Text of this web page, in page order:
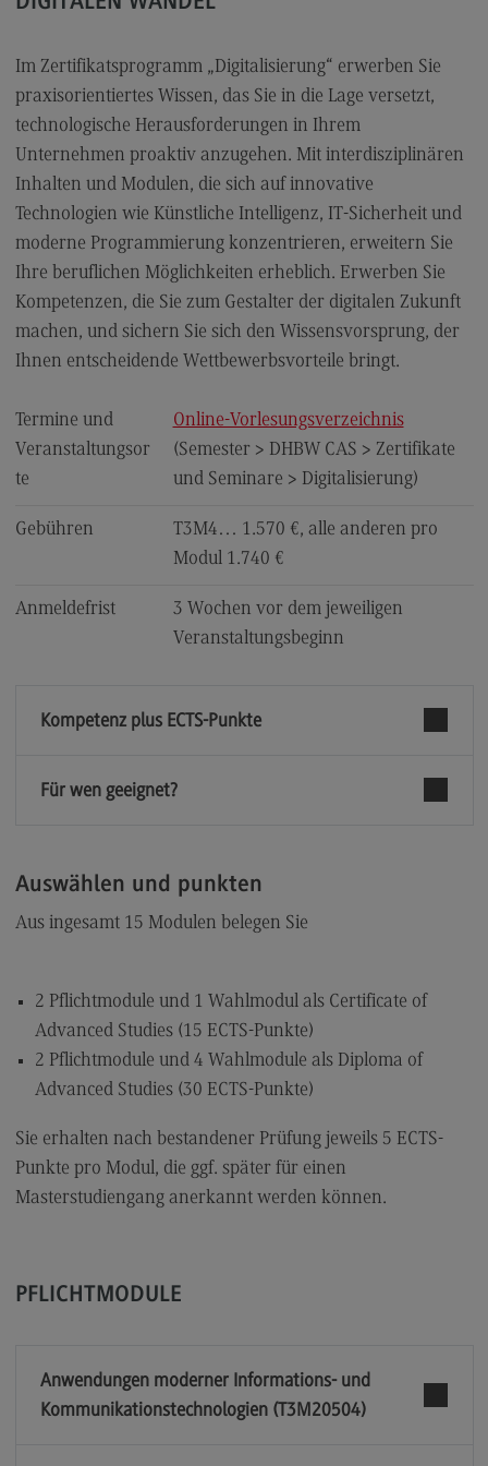
FAQ für Einzelpersonen
Satzungen
Die Hochschule
Hochschulweiterbildung@BW
DHBW CAS Masterangebot
(External link)
DHBW
(External link)
Ansprechpersonen
Wegbeschreibung
Im Zertifikatsprogramm „Digitalisierung“ erwerben Sie
praxisorientiertes Wissen, das Sie in die Lage versetzt,
technologische Herausforderungen in Ihrem
Unternehmen proaktiv anzugehen. Mit interdisziplinären
Inhalten und Modulen, die sich auf innovative
Technologien wie Künstliche Intelligenz, IT-Sicherheit und
moderne Programmierung konzentrieren, erweitern Sie
Ihre beruflichen Möglichkeiten erheblich. Erwerben Sie
Kompetenzen, die Sie zum Gestalter der digitalen Zukunft
machen, und sichern Sie sich den Wissensvorsprung, der
Ihnen entscheidende Wettbewerbsvorteile bringt.
Termine und
Veranstaltungsor
te
Online-Vorlesungsverzeichnis
(Semester > DHBW CAS > Zertifikate
und Seminare > Digitalisierung)
Gebühren
T3M4… 1.570 €, alle anderen pro
Modul 1.740 €
Anmeldefrist
3 Wochen vor dem jeweiligen
Veranstaltungsbeginn
Kompetenz plus ECTS-Punkte
Für wen geeignet?
Auswählen und punkten
Aus ingesamt 15 Modulen belegen Sie
2 Pflichtmodule und 1 Wahlmodul als Certificate of
Advanced Studies (15 ECTS-Punkte)
2 Pflichtmodule und 4 Wahlmodule als Diploma of
Advanced Studies (30 ECTS-Punkte)
Sie erhalten nach bestandener Prüfung jeweils 5 ECTS-
Punkte pro Modul, die ggf. später für einen
Masterstudiengang anerkannt werden können.
PFLICHTMODULE
Anwendungen moderner Informations- und
Kommunikationstechnologien (T3M20504)